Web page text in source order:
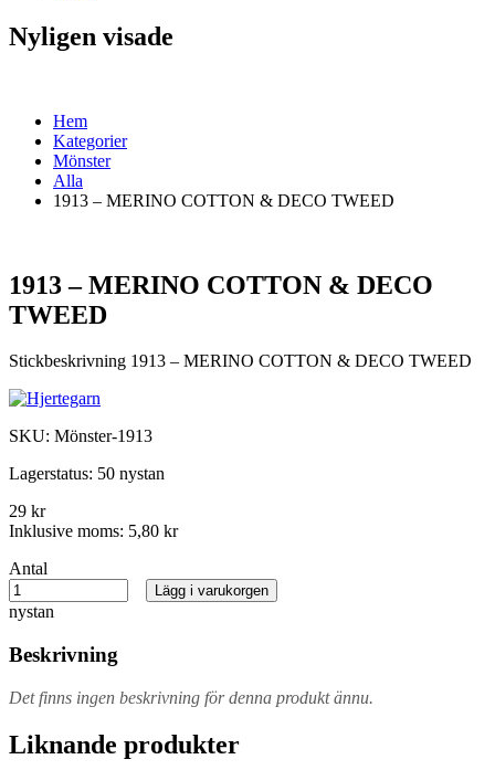
Nyligen visade
Hem
Kategorier
Mönster
Alla
1913 – MERINO COTTON & DECO TWEED
1913 – MERINO COTTON & DECO
TWEED
Stickbeskrivning 1913 – MERINO COTTON & DECO TWEED
SKU: Mönster-1913
Lagerstatus: 50 nystan
29 kr
Inklusive moms: 5,80 kr
Antal
nystan
Lägg i varukorgen
Beskrivning
Det finns ingen beskrivning för denna produkt ännu.
Liknande produkter